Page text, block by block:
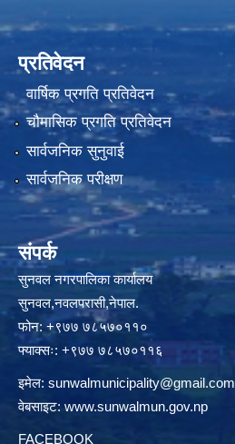
प्रतिवेदन
वार्षिक प्रगति प्रतिवेदन
चौमासिक प्रगति प्रतिवेदन
सार्वजनिक सुनुवाई
सार्वजनिक परीक्षण
संपर्क
सुनवल नगरपालिका कार्यालय
सुनवल,नवलपरासी,नेपाल.
फोन: +९७७ ७८५७०११०
फ्याक्सः: +९७७ ७८५७०११६
इमेल: sunwalmunicipality@gmail.com
वेबसाइट: www.sunwalmun.gov.np
FACEBOOK